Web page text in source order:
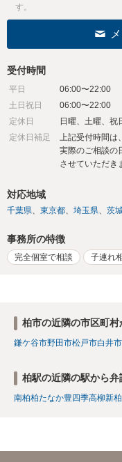
す。
受付時間
平日
06:00〜22:00
土日祝日
06:00〜22:00
定休日
日曜、土曜、祝
定休日補足
上記受付時間は
実際のご相談の
させていただき
対応地域
千葉県 東京都 埼玉県 茨
事務所の特徴
完全個室で相談 子連れ
柏市の近隣の市区町
鎌ケ谷市野田市松戸市白井市
柏駅の近隣の駅から弁
南柏柏たなか豊四季高柳新柏